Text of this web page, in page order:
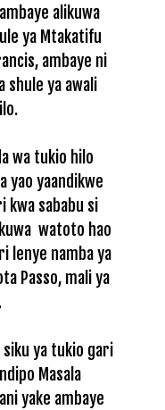
alikuwa
ya Mtakatifu
ambaye ni
shule ya awali
wa tukio hilo
yao yaandikwe
kwa sababu si
watoto hao
lenye namba ya
Passo, mali ya
siku ya tukio gari
Masala
yake ambaye